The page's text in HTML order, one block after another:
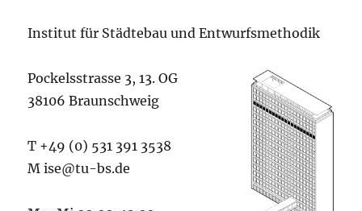
Institut für Städtebau und Entwurfsmethodik
Pockelsstrasse 3, 13. OG
38106 Braunschweig
T +49 (0) 531 391 3538
M ise@tu-bs.de